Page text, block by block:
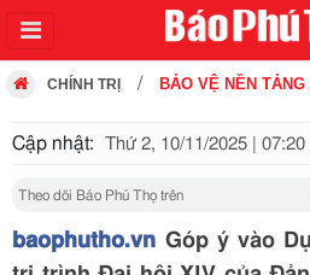
CHÍNH TRỊ BẢO VỆ NỀN
Cập nhật: Thứ 2, 10/11/2025 | 07:20
Theo dõi Báo Phú Thọ trên
baophutho.vn Góp ý vào